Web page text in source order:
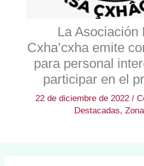
La Asociación
Cxha’cxha emite
para personal
participar en el
22 de diciembre de 2022 /
Destacadas,